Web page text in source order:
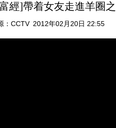
經]帶着女友走進羊圈
： CCTV 2012年02月20日 22:55